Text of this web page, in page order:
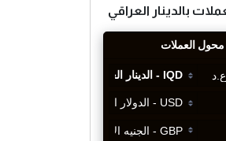
بالدينار العراقي